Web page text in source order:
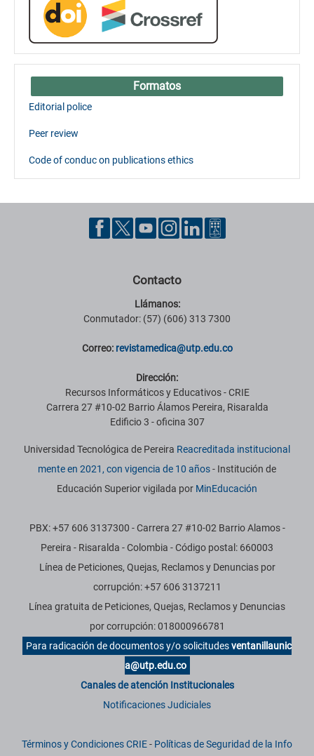
Formatos
Editorial police
Peer review
Code of conduc on publications ethics
Contacto
Llámanos:
Conmutador: (57) (606) 313 7300
Correo: revistamedica@utp.edu.co
Dirección:
Recursos Informáticos y Educativos - CRIE
Carrera 27 #10-02 Barrio Álamos Pereira, Risaralda
Edificio 3 - oficina 307
Universidad Tecnológica de Pereira Reacreditada institucional
mente en 2021, con vigencia de 10 años- Institución de
Educación Superior vigilada por MinEducación
PBX: +57 606 3137300 - Carrera 27 #10-02 Barrio Alamos -
Pereira - Risaralda - Colombia - Código postal: 660003
Línea de Peticiones, Quejas, Reclamos y Denuncias por
corrupción: +57 606 3137211
Línea gratuita de Peticiones, Quejas, Reclamos y Denuncias
por corrupción: 018000966781
Para radicación de documentos y/o solicitudesventanillaunic
a@utp.edu.co
Canales de atención Institucionales
Notificaciones Judiciales
Términos y Condiciones CRIE- Políticas de Seguridad de la Info